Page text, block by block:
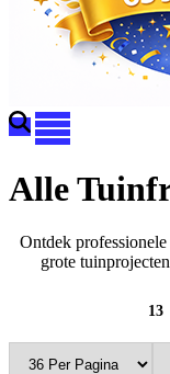
Alle
Ontdek
grote
13